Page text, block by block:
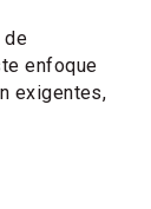
de
enfoque
exigentes,